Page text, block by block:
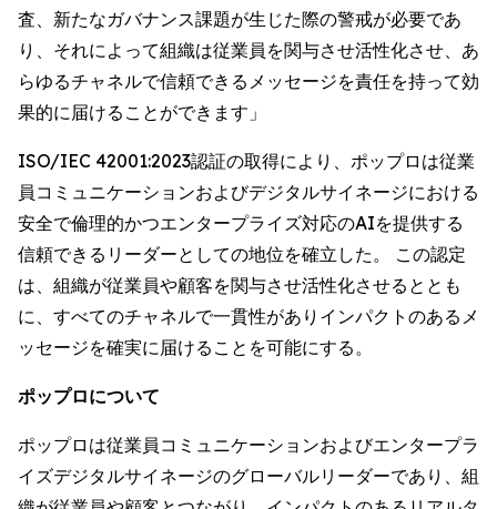
査、新たなガバナンス課題が生じた際の警戒が必要であ
り、それによって組織は従業員を関与させ活性化させ、あ
らゆるチャネルで信頼できるメッセージを責任を持って効
果的に届けることができます」
ISO/IEC 42001:2023認証の取得により、ポップロは従業
員コミュニケーションおよびデジタルサイネージにおける
安全で倫理的かつエンタープライズ対応のAIを提供する
信頼できるリーダーとしての地位を確立した。 この認定
は、組織が従業員や顧客を関与させ活性化させるととも
に、すべてのチャネルで一貫性がありインパクトのあるメ
ッセージを確実に届けることを可能にする。
ポップロについて
ポップロは従業員コミュニケーションおよびエンタープラ
イズデジタルサイネージのグローバルリーダーであり、組